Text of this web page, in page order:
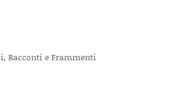
Racconti e Frammenti